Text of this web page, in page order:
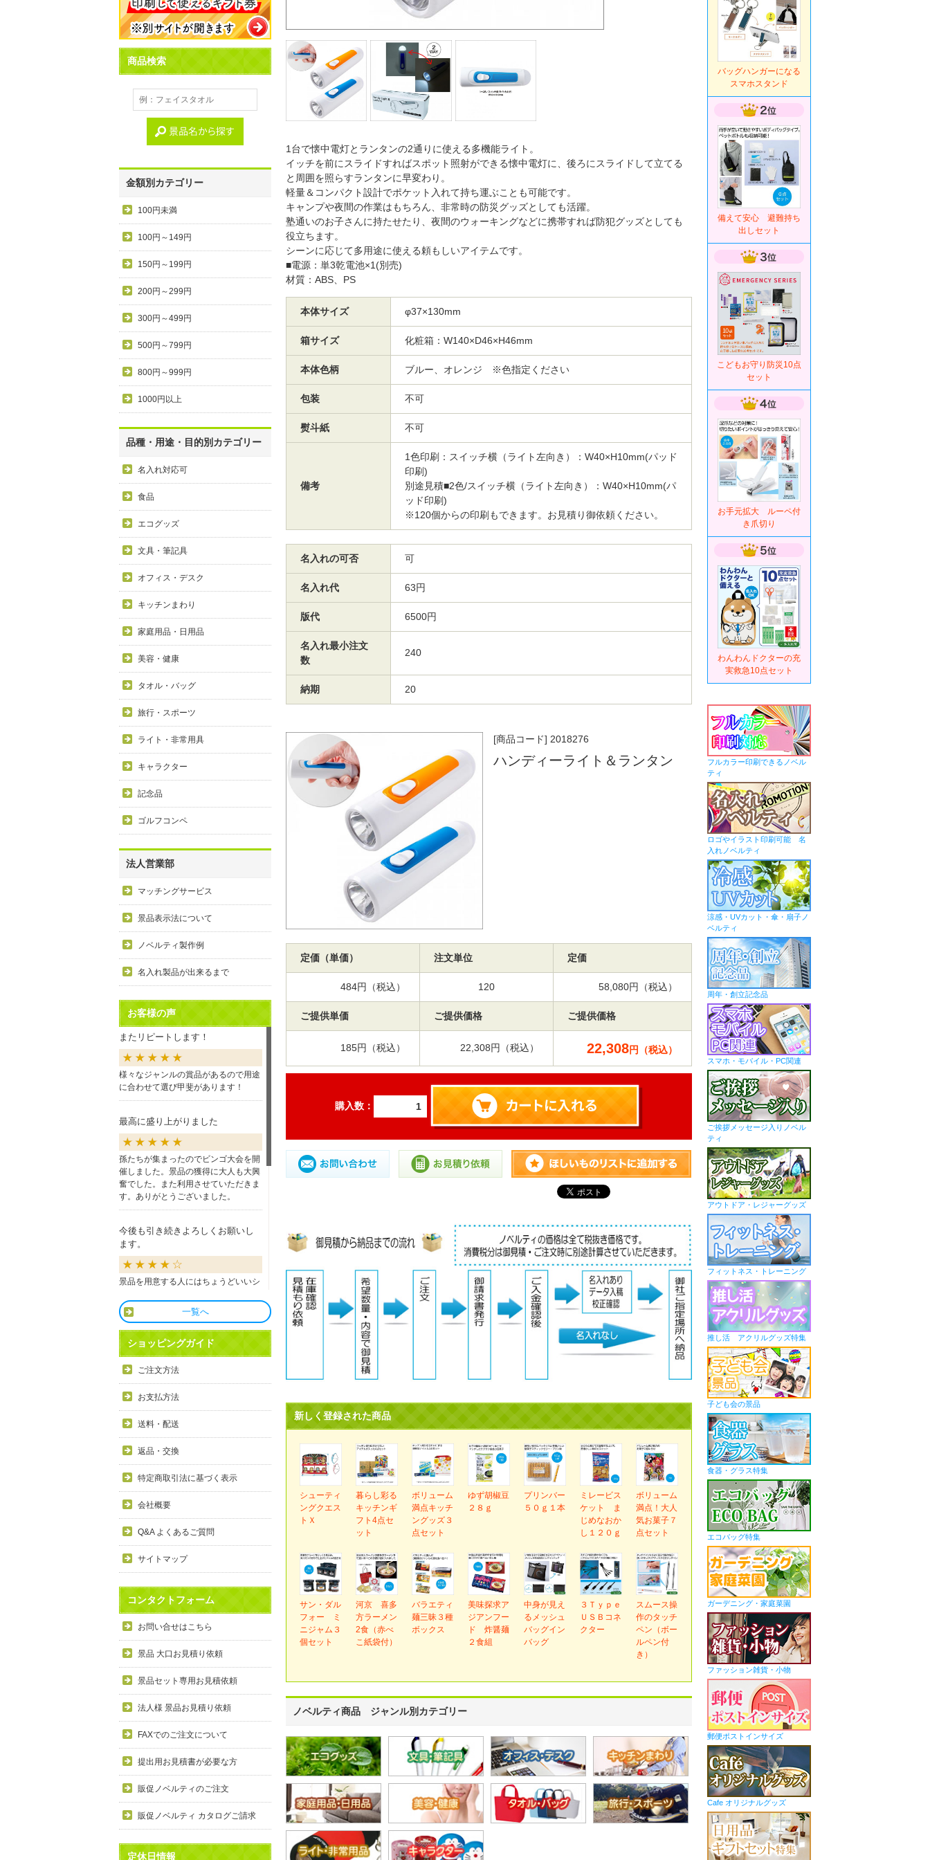
商品検索
金額別カテゴリー
100円未満
100円～149円
150円～199円
200円～299円
300円～499円
500円～799円
800円～999円
1000円以上
品種・用途・目的別カテゴリー
名入れ対応可
食品
エコグッズ
文具・筆記具
オフィス・デスク
キッチンまわり
家庭用品・日用品
美容・健康
タオル・バッグ
旅行・スポーツ
ライト・非常用具
キャラクター
記念品
ゴルフコンペ
法人営業部
マッチングサービス
景品表示法について
ノベルティ製作例
名入れ製品が出来るまで
お客様の声
またリピートします！
様々なジャンルの賞品があるので用途
に合わせて選び甲斐があります！
最高に盛り上がりました
孫たちが集まったのでビンゴ大会を開
催しました。景品の獲得に大人も大興
奮でした。また利用させていただきま
す。ありがとうございました。
今後も引き続きよろしくお願いし
ます。
景品を用意する人にはちょうどいいシ
良かったです
商品も直ぐに届き、一つづづ丁寧に梱
まりのビンゴで利用しましたが、みん
な喜んでもらえました。
利用しやすい
目録景品をよく利用しています。豪華
す。手配が早いので便利です。
一覧へ
ショッピングガイド
ご注文方法
お支払方法
送料・配送
返品・交換
特定商取引法に基づく表示
会社概要
Q&A よくあるご質問
サイトマップ
コンタクトフォーム
お問い合せはこちら
景品 大口お見積り依頼
景品セット専用お見積依頼
法人様 景品お見積り依頼
FAXでのご注文について
提出用お見積書が必要な方
販促ノベルティのご注文
販促ノベルティ カタログご請求
定休日情報
1台で懐中電灯とランタンの2通りに使える多機能ライト。
イッチを前にスライドすればスポット照射ができる懐中電灯に、後ろにスライドして立てる
と周囲を照らすランタンに早変わり。
軽量＆コンパクト設計でポケット入れて持ち運ぶことも可能です。
キャンプや夜間の作業はもちろん、非常時の防災グッズとしても活躍。
塾通いのお子さんに持たせたり、夜間のウォーキングなどに携帯すれば防犯グッズとしても
役立ちます。
シーンに応じて多用途に使える頼もしいアイテムです。
■電源：単3乾電池×1(別売)
材質：ABS、PS
本体サイズ φ37×130mm
箱サイズ 化粧箱：W140×D46×H46mm
本体色柄 ブルー、オレンジ ※色指定ください
包装 不可
熨斗紙 不可
備考
1色印刷：スイッチ横（ライト左向き）：W40×H10mm(パッド
印刷)
別途見積■2色/スイッチ横（ライト左向き）：W40×H10mm(パ
ッド印刷)
※120個からの印刷もできます。お見積り御依頼ください。
名入れの可否 可
名入れ代 63円
版代 6500円
名入れ最小注文
数
240
納期 20
[商品コード] 2018276
ハンディーライト＆ランタン
定価（単価） 注文単位 定価
484円（税込） 120 58,080円（税込）
ご提供単価 ご提供価格 ご提供価格
185円（税込） 22,308円（税込） 22,308円（税込）
購入数：
新しく登録された商品
シューティ
ングクエス
トＸ
暮らし彩る
キッチンギ
フト4点セ
ット
ボリューム
満点キッチ
ングッズ３
点セット
ゆず胡椒豆
２８ｇ
プリンバー
５０ｇ１本
ミレービス
ケット ま
じめなおか
し１２０ｇ
ボリューム
満点！大人
気お菓子７
点セット
サン・ダル
フォー ミ
ニジャム３
個セット
河京 喜多
方ラーメン
2食（赤べ
こ紙袋付）
バラエティ
麺三昧３種
ボックス
美味探求ア
ジアンフー
ド 炸醤麺
２食組
中身が見え
るメッシュ
バッグイン
バッグ
３Ｔｙｐｅ
ＵＳＢコネ
クター
スムース操
作のタッチ
ペン（ボー
ルペン付
き）
ノベルティ商品 ジャンル別カテゴリー
バッグハンガーになる
スマホスタンド
備えて安心 避難持ち
出しセット
こどもお守り防災10点
セット
お手元拡大 ルーペ付
き爪切り
わんわんドクターの充
実救急10点セット
フルカラー印刷できるノベル
ティ
ロゴやイラスト印刷可能 名
入れノベルティ
涼感・UVカット・傘・扇子ノ
ベルティ
周年・創立記念品
スマホ・モバイル・PC関連
ご挨拶メッセージ入りノベル
ティ
アウトドア・レジャーグッズ
フィットネス・トレーニング
推し活 アクリルグッズ特集
子ども会の景品
食器・グラス特集
エコバッグ特集
ガーデニング・家庭菜園
ファッション雑貨・小物
郵便ポストインサイズ
Cafe オリジナルグッズ